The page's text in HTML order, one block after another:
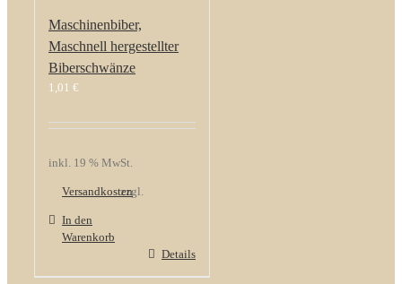
Maschinenbiber,
Maschnell hergestellter
Biberschwänze
1,01 €
inkl. 19 % MwSt.
zzgl.
Versandkosten
In den
Warenkorb
Details